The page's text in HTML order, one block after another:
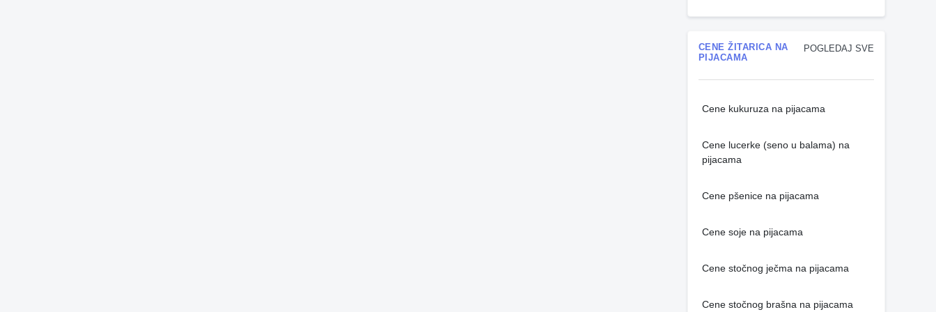
POGLEDAJ SVE
CENE ŽITARICA NA
PIJACAMA
Cene kukuruza na pijacama
Cene lucerke (seno u balama) na
pijacama
Cene pšenice na pijacama
Cene soje na pijacama
Cene stočnog ječma na pijacama
Cene stočnog brašna na pijacama